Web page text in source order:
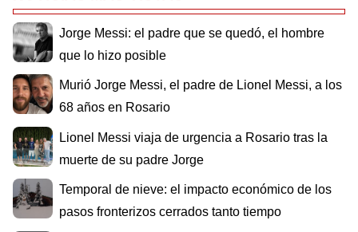
Jorge Messi: el padre que se quedó, el hombre
que lo hizo posible
Murió Jorge Messi, el padre de Lionel Messi, a los
68 años en Rosario
Lionel Messi viaja de urgencia a Rosario tras la
muerte de su padre Jorge
Temporal de nieve: el impacto económico de los
pasos fronterizos cerrados tanto tiempo